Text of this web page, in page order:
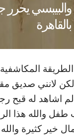
يحرر
لانني صديق
اشاهد له قبح
والله هذا
خير كثيرة